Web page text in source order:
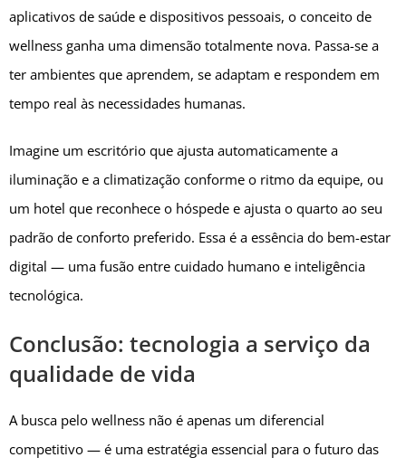
aplicativos de saúde e dispositivos pessoais, o conceito de
wellness ganha uma dimensão totalmente nova. Passa-se a
ter ambientes que aprendem, se adaptam e respondem em
tempo real às necessidades humanas.
Imagine um escritório que ajusta automaticamente a
iluminação e a climatização conforme o ritmo da equipe, ou
um hotel que reconhece o hóspede e ajusta o quarto ao seu
padrão de conforto preferido. Essa é a essência do bem-estar
digital — uma fusão entre cuidado humano e inteligência
tecnológica.
Conclusão: tecnologia a serviço da
qualidade de vida
A busca pelo wellness não é apenas um diferencial
competitivo — é uma estratégia essencial para o futuro das